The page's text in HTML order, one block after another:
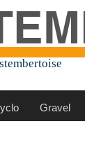
Gravel